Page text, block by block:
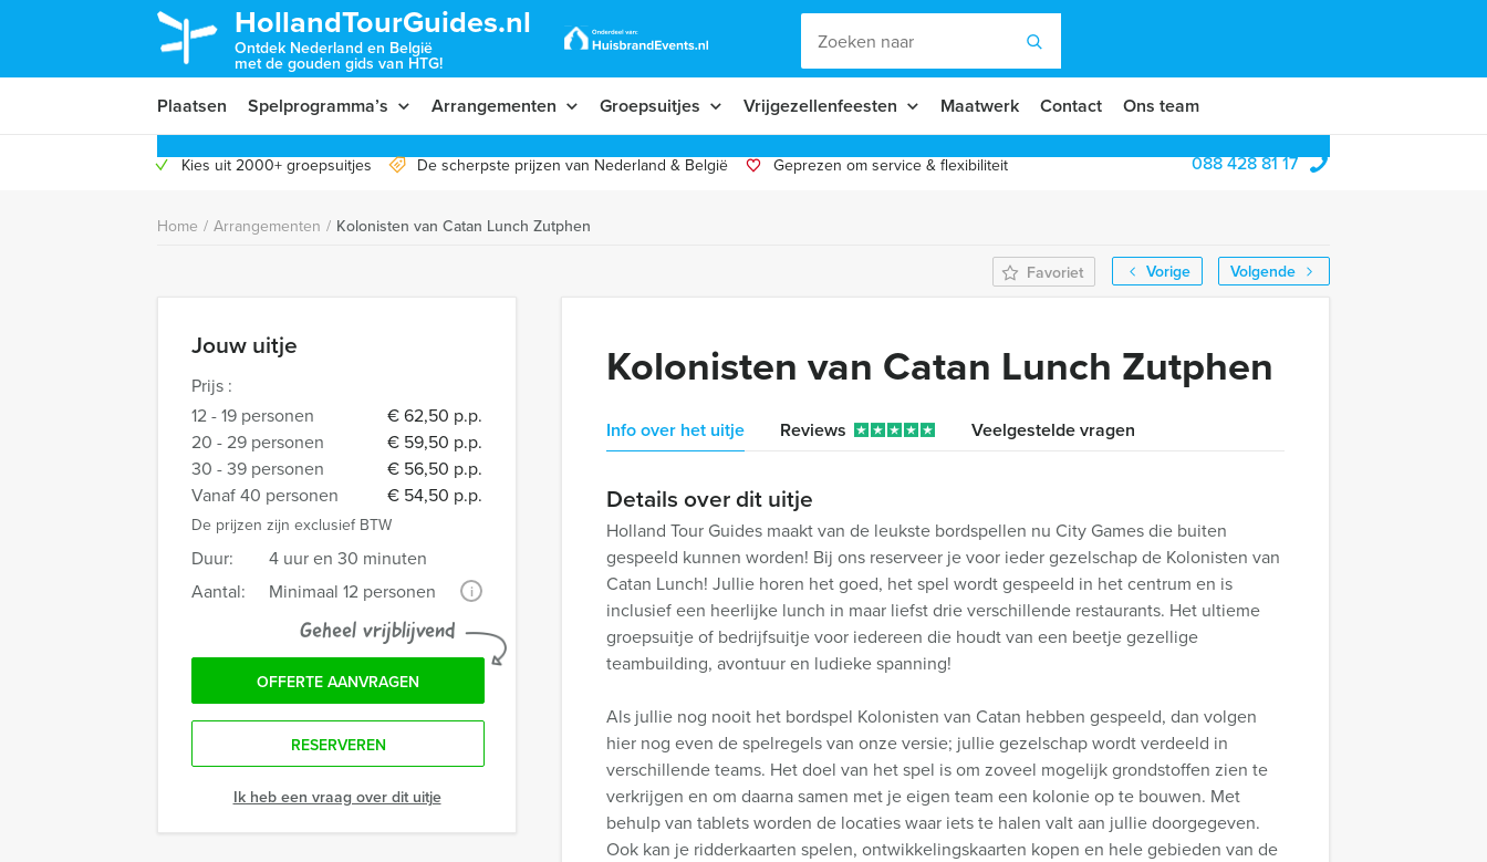
HollandTourGuides.nl
Ontdek Nederland en België
met de gouden gids van HTG!
Plaatsen Spelprogramma’s Arrangementen Groepsuitjes Vrijgezellenfeesten Maatwerk Contact Ons team
Kies uit 2000+ groepsuitjes De scherpste prijzen van Nederland & België Geprezen om service & flexibiliteit 088 428 81 17
Home / Arrangementen / Kolonisten van Catan Lunch Zutphen
Vorige Volgende
Favoriet
Jouw uitje
Prijs :
12 - 19 personen
€ 62,50 p.p.
20 - 29 personen
€ 59,50 p.p.
30 - 39 personen
€ 56,50 p.p.
Vanaf 40 personen
€ 54,50 p.p.
De prijzen zijn exclusief BTW
Duur:
4 uur en 30 minuten
Aantal:
Minimaal 12 personen i
Geheel vrijblijvend
OFFERTE AANVRAGEN
RESERVEREN
Ik heb een vraag over dit uitje
Kolonisten van Catan Lunch Zutphen
Info over het uitje Reviews Veelgestelde vragen
Details over dit uitje
Holland Tour Guides maakt van de leukste bordspellen nu City Games die buiten
gespeeld kunnen worden! Bij ons reserveer je voor ieder gezelschap de Kolonisten van
Catan Lunch! Jullie horen het goed, het spel wordt gespeeld in het centrum en is
inclusief een heerlijke lunch in maar liefst drie verschillende restaurants. Het ultieme
groepsuitje of bedrijfsuitje voor iedereen die houdt van een beetje gezellige
teambuilding, avontuur en ludieke spanning!
Als jullie nog nooit het bordspel Kolonisten van Catan hebben gespeeld, dan volgen
hier nog even de spelregels van onze versie; jullie gezelschap wordt verdeeld in
verschillende teams. Het doel van het spel is om zoveel mogelijk grondstoffen zien te
verkrijgen en om daarna samen met je eigen team een kolonie op te bouwen. Met
behulp van tablets worden de locaties waar iets te halen valt aan jullie doorgegeven.
Ook kan je ridderkaarten spelen, ontwikkelingskaarten kopen en hele gebieden van de